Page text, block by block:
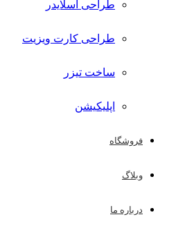
طراحی اسلایدر
طراحی کارت ویزیت
ساخت تیزر
اپلیکیشن
فروشگاه
وبلاگ
درباره ما